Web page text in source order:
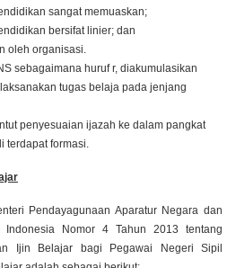
sangat memuaskan;
bersifat linier; dan
oleh organisasi.
sebagaimana huruf r, diakumulasikan
tugas belaja pada jenjang
penyesuaian ijazah ke dalam pangkat
terdapat formasi.
Pendayagunaan Aparatur Negara dan
Indonesia Nomor 4 Tahun 2013 tentang
Ijin Belajar bagi Pegawai Negeri Sipil